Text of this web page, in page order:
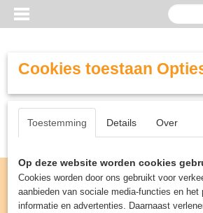
Cookies toestaan
Toestemming Details Over
Op deze website worden cookies
Cookies worden door ons gebruikt voor
aanbieden van sociale media-functies en het
informatie en advertenties. Daarnaast